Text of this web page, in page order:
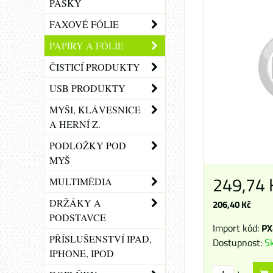
249,74
206,40 Kč
Import kód:
Dostupnost:
PÁSKY
FAXOVÉ FÓLIE
PAPÍRY A FÓLIE
ČISTICÍ PRODUKTY
USB PRODUKTY
MYŠI, KLÁVESNICE
A HERNÍ Z.
PODLOŽKY POD
MYŠ
MULTIMÉDIA
DRŽÁKY A
PODSTAVCE
PŘÍSLUŠENSTVÍ IPAD,
IPHONE, IPOD